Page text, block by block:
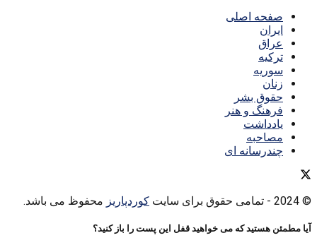
صفحه اصلی
ایران
عراق
ترکیه
سوریه
زنان
حقوق بشر
فرهنگ و هنر
یادداشت
مصاحبه
چندرسانه ای
© 2024 - تمامی حقوق برای سایت کوردپاریز محفوظ می باشد.
آیا مطمئن هستید که می خواهید قفل این پست را باز کنید؟